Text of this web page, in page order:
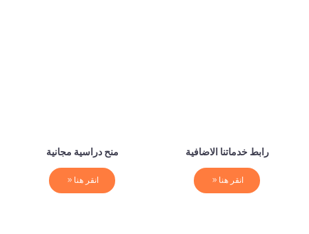
رابط خدماتنا الاضافية
انقر هنا
منح دراسية مجانية
انقر هنا